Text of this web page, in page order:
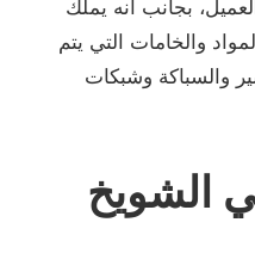
بجانب أنه يملك
والخامات التي يتم
والسباكة وشبكات
الشويخ